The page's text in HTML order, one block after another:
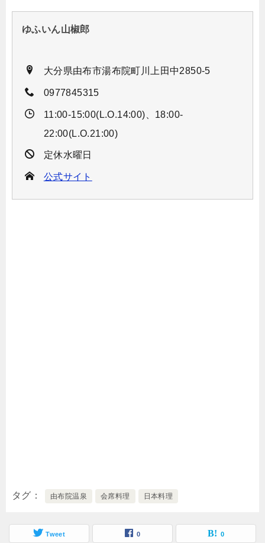
ゆふいん山椒郎
大分県由布市湯布院町川上田中2850-5
0977845315
11:00-15:00(L.O.14:00)、18:00-
22:00(L.O.21:00)
定休水曜日
公式サイト
タグ 由布院温泉 会席料理 日本料理
Tweet 0 0